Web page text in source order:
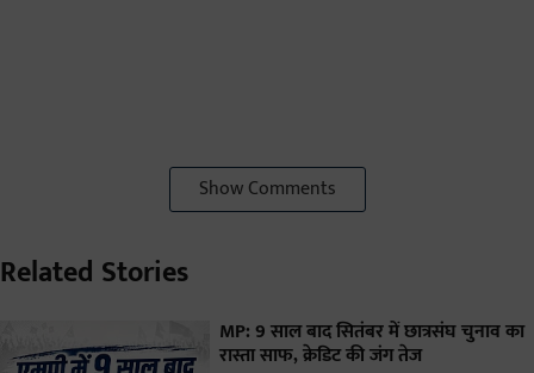
Show Comments
Related Stories
MP: 9 साल बाद सितंबर में छात्रसंघ चुनाव का
रास्ता साफ, क्रेडिट की जंग तेज